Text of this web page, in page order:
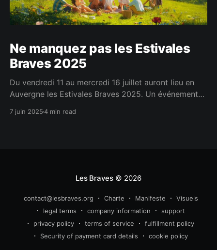
Ne manquez pas les Estivales
Braves 2025
Du vendredi 11 au mercredi 16 juillet auront lieu en
Auvergne les Estivales Braves 2025. Un événement
conviviaux et fraternels. C'est en se rencontrant
7 juin 20254 min read
Les Braves© 2026
contact@lesbraves.org Charte Manifeste
Visuels
legal terms
company information
support
privacy policy
terms of service
fulfillment policy
Security of payment card details
cookie policy